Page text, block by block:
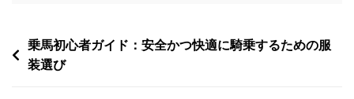
投
稿
乗馬初心者ガイド：安全かつ快適に騎乗するための服
装選び